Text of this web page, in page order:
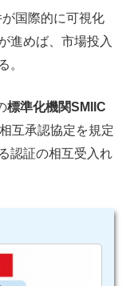
が国際的に可視化
進めば、市場投入
。
標準化機関SMIIC
互承認協定を規定
認証の相互受入れ